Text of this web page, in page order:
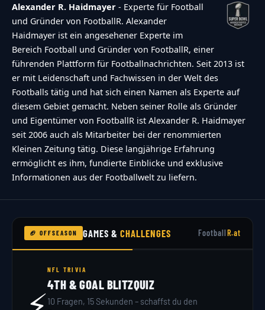
Alexander R. Haidmayer - Experte für Football
und Gründer von FootballR. Alexander
Haidmayer ist ein angesehener Experte im
Bereich Football und Gründer von FootballR, einer
führenden Plattform für Footballnachrichten. Seit 2013 ist
er mit Leidenschaft und Fachwissen in der Welt des
Footballs tätig und hat sich einen Namen als Experte auf
diesem Gebiet gemacht. Neben seiner Rolle als Gründer
und Eigentümer von FootballR ist Alexander R. Haidmayer
seit 2006 auch als Mitarbeiter bei der renommierten
Kleinen Zeitung tätig. Diese langjährige Erfahrung
ermöglicht es ihm, fundierte Einblicke und exklusive
Informationen aus der Footballwelt zu liefern.
🏈 OFFSEASON GAMES &CHALLENGES FootballR.at
NFL TRIVIA
4TH & GOAL BLITZQUIZ
10 Fragen, 15 Sekunden – schaffst du den